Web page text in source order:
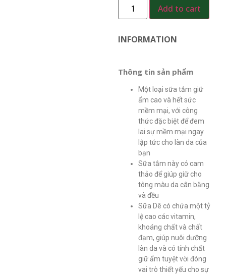
Add to cart
INFORMATION
Thông tin sản phẩm
Một loại sữa tắm giữ
ẩm cao và hết sức
mềm mại, với công
thức đặc biệt để đem
lai sự mềm mại ngay
lập tức cho làn da của
bạn
Sữa tắm này có cam
thảo để giúp giữ cho
tông màu da cân bằng
và đều
Sữa Dê có chứa một tỷ
lệ cao các vitamin,
khoáng chất và chất
đạm, giúp nuôi dưỡng
làn da và có tính chất
giữ ẩm tuyệt vời đóng
vai trò thiết yếu cho sự